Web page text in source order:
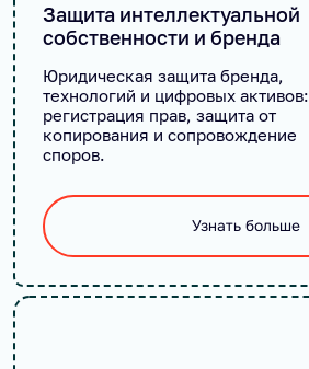
Защита интеллектуальной
собственности и бренда
Юридическая защита бренда,
технологий и цифровых активов:
регистрация прав, защита от
копирования и сопровождение
споров.
Узнать больше